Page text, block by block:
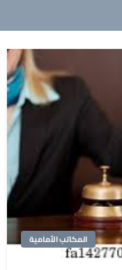
المكاتب الأمامية